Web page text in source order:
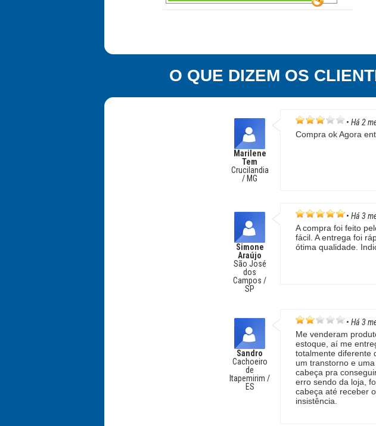
O QUE DIZEM OS
Marilene
Tem
Crucilandia
/ MG
• Há 2
Compra ok Agora
Simone
Araújo
São José
dos
Campos /
SP
• Há 3
A compra foi feito
fácil. A entrega foi
ótima qualidade.
Sandro
Cachoeiro
de
Itapemirim /
ES
• Há 3
Me venderam
estoque, aí me
totalmente diferente
um transtorno e
cabeça pra
erro sendo da loja,
cabeça até receber
insistência.